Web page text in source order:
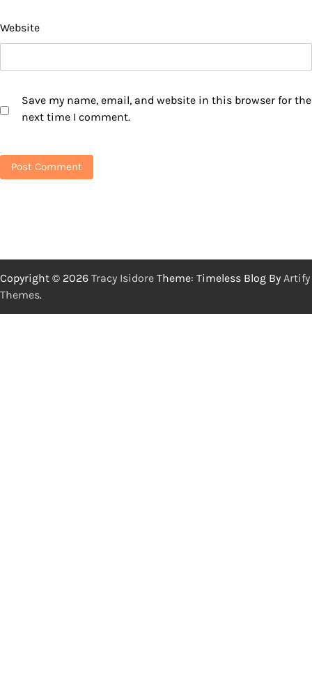
Website
Save my name, email, and website in this browser for the
next time I comment.
Copyright © 2026 Tracy Isidore Theme: Timeless Blog By Artify
Themes.